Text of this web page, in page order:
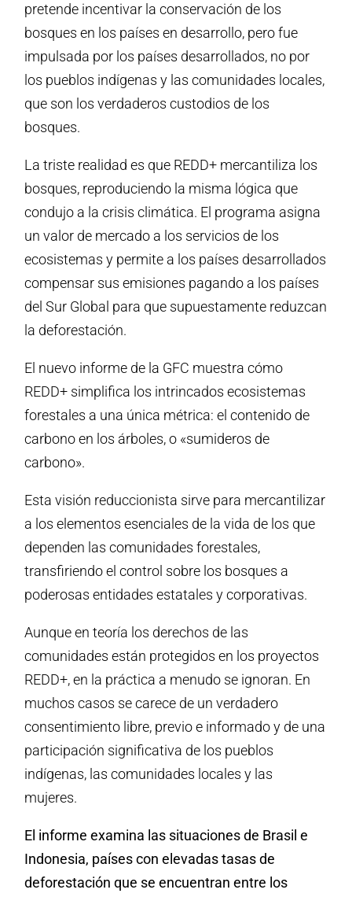
pretende incentivar la conservación de los
bosques en los países en desarrollo, pero fue
impulsada por los países desarrollados, no por
los pueblos indígenas y las comunidades locales,
que son los verdaderos custodios de los
bosques.
La triste realidad es que REDD+ mercantiliza los
bosques, reproduciendo la misma lógica que
condujo a la crisis climática. El programa asigna
un valor de mercado a los servicios de los
ecosistemas y permite a los países desarrollados
compensar sus emisiones pagando a los países
del Sur Global para que supuestamente reduzcan
la deforestación.
El nuevo informe de la GFC muestra cómo
REDD+ simplifica los intrincados ecosistemas
forestales a una única métrica: el contenido de
carbono en los árboles, o «sumideros de
carbono».
Esta visión reduccionista sirve para mercantilizar
a los elementos esenciales de la vida de los que
dependen las comunidades forestales,
transfiriendo el control sobre los bosques a
poderosas entidades estatales y corporativas.
Aunque en teoría los derechos de las
comunidades están protegidos en los proyectos
REDD+, en la práctica a menudo se ignoran. En
muchos casos se carece de un verdadero
consentimiento libre, previo e informado y de una
participación significativa de los pueblos
indígenas, las comunidades locales y las
mujeres.
El informe examina las situaciones de Brasil e
Indonesia, países con elevadas tasas de
deforestación que se encuentran entre los